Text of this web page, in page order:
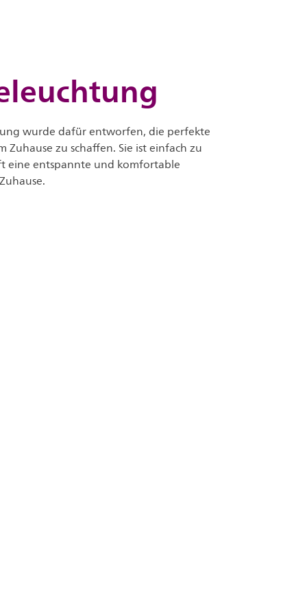
wurde dafür entworfen, die perfekte
Zuhause zu schaffen. Sie ist einfach zu
eine entspannte und komfortable